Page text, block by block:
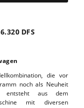
DFS
die vor
noch als Neuheit
entsteht aus dem
mit diversen